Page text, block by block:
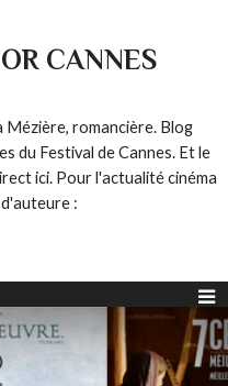
CANNES
Mézière, romancière. Blog
du Festival de Cannes. Et le
ici. Pour l'actualité cinéma
: